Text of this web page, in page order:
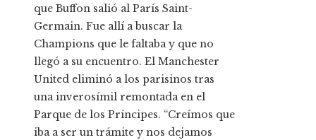
que Buffon salió al París Saint-
Germain. Fue allí a buscar la
Champions que le faltaba y que no
llegó a su encuentro. El Manchester
United eliminó a los parisinos tras
una inverosímil remontada en el
Parque de los Príncipes. “Creímos que
iba a ser un trámite y nos dejamos